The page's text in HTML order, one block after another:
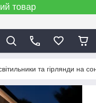
товар
та гірлянди на